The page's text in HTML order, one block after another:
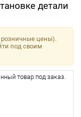
детали
розничные цены).
под своим
товар под заказ.